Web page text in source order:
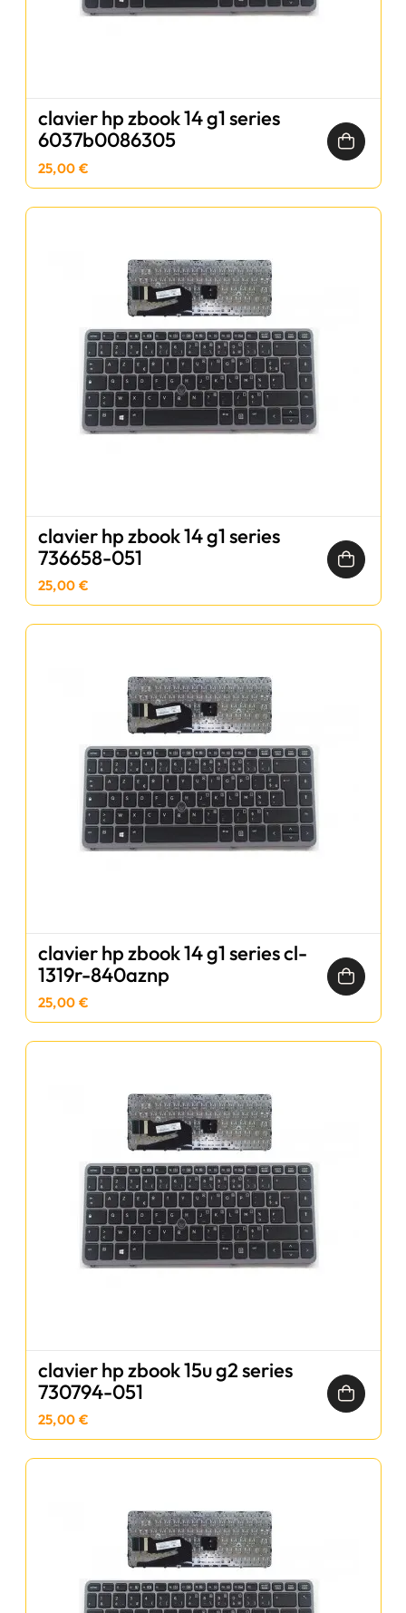
clavier hp zbook 14 g1 series
6037b0086305
25,00 €
clavier hp zbook 14 g1 series
736658-051
25,00 €
clavier hp zbook 14 g1 series cl-
1319r-840aznp
25,00 €
clavier hp zbook 15u g2 series
730794-051
25,00 €